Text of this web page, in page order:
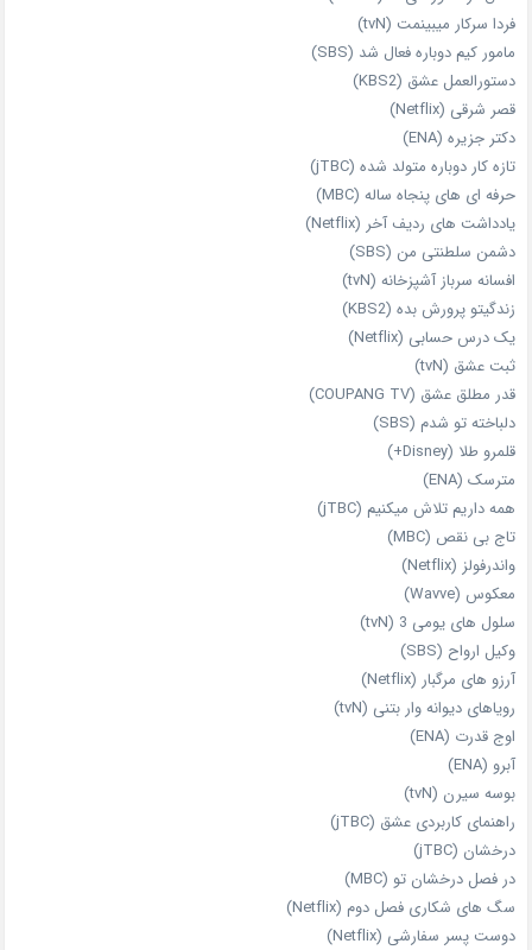
فردا سرکار میبینمت (tvN)
مامور کیم دوباره فعال شد (SBS)
دستورالعمل عشق (KBS2)
قصر شرقی (Netflix)
دکتر جزیره (ENA)
تازه‌ کار دوباره‌ متولد شده (jTBC)
حرفه‌ ای‌ های پنجاه‌ ساله (MBC)
یادداشت‌ های ردیف آخر (Netflix)
دشمن سلطنتی من (SBS)
افسانه سرباز آشپزخانه (tvN)
زندگیتو پرورش بده (KBS2)
یک درس حسابی (Netflix)
ثبت عشق (tvN)
قدر مطلق عشق (COUPANG TV)
دلباخته تو شدم (SBS)
قلمرو طلا (Disney+)
مترسک (ENA)
همه داریم تلاش میکنیم (jTBC)
تاج بی‌ نقص (MBC)
واندرفولز (Netflix)
معکوس (Wavve)
سلول های یومی 3 (tvN)
وکیل ارواح (SBS)
آرزو های مرگبار (Netflix)
رویاهای دیوانه‌ وار بتنی (tvN)
اوج قدرت (ENA)
آبرو (ENA)
بوسه سیرن (tvN)
راهنمای کاربردی عشق (jTBC)
درخشان (jTBC)
در فصل درخشان تو (MBC)
سگ های شکاری فصل دوم (Netflix)
دوست‌ پسر سفارشی (Netflix)